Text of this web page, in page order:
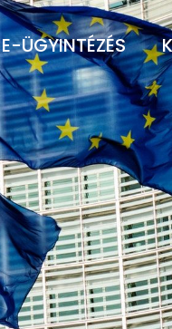
E-ÜGYINTÉZÉS